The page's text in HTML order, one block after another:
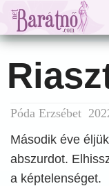
Póda Erzsébet
Második éve
abszurdot.
a képtelenséget.